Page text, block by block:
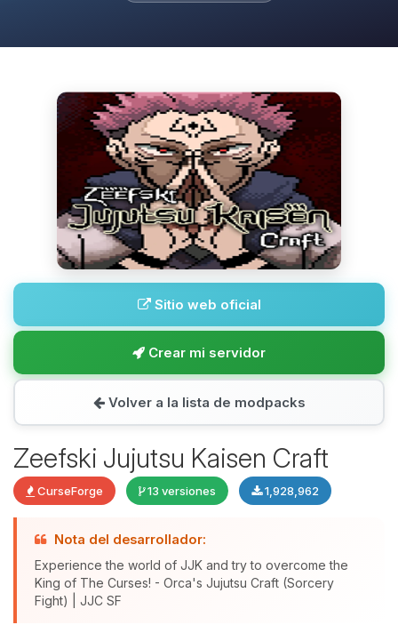
Sitio web oficial
Crear mi servidor
Volver a la lista de modpacks
Zeefski Jujutsu Kaisen Craft
CurseForge 13 versiones 1,928,962
Nota del desarrollador:
Experience the world of JJK and try to overcome the
King of The Curses! - Orca's Jujutsu Craft (Sorcery
Fight) | JJC SF